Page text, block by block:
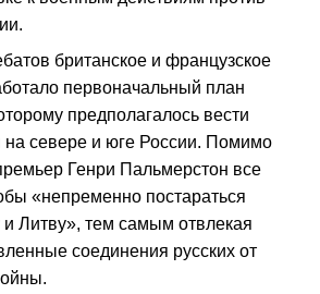
британское и французское
первоначальный план
предполагалось вести
на севере и юге России. Помимо
Генри Пальмерстон все
«непременно постараться
Литву», тем самым отвлекая
соединения русских от